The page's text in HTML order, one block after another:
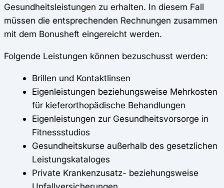
Gesundheitsleistungen zu erhalten. In diesem Fall
müssen die entsprechenden Rechnungen zusammen
mit dem Bonusheft eingereicht werden.
Folgende Leistungen können bezuschusst werden:
Brillen und Kontaktlinsen
Eigenleistungen beziehungsweise Mehrkosten
für kieferorthopädische Behandlungen
Eigenleistungen zur Gesundheitsvorsorge in
Fitnessstudios
Gesundheitskurse außerhalb des gesetzlichen
Leistungskataloges
Private Krankenzusatz- beziehungsweise